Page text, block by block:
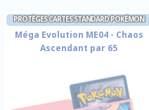
PROTÈGES CARTES STANDARD POKÉMON
Méga Evolution ME04 - Chaos
Ascendant par 65